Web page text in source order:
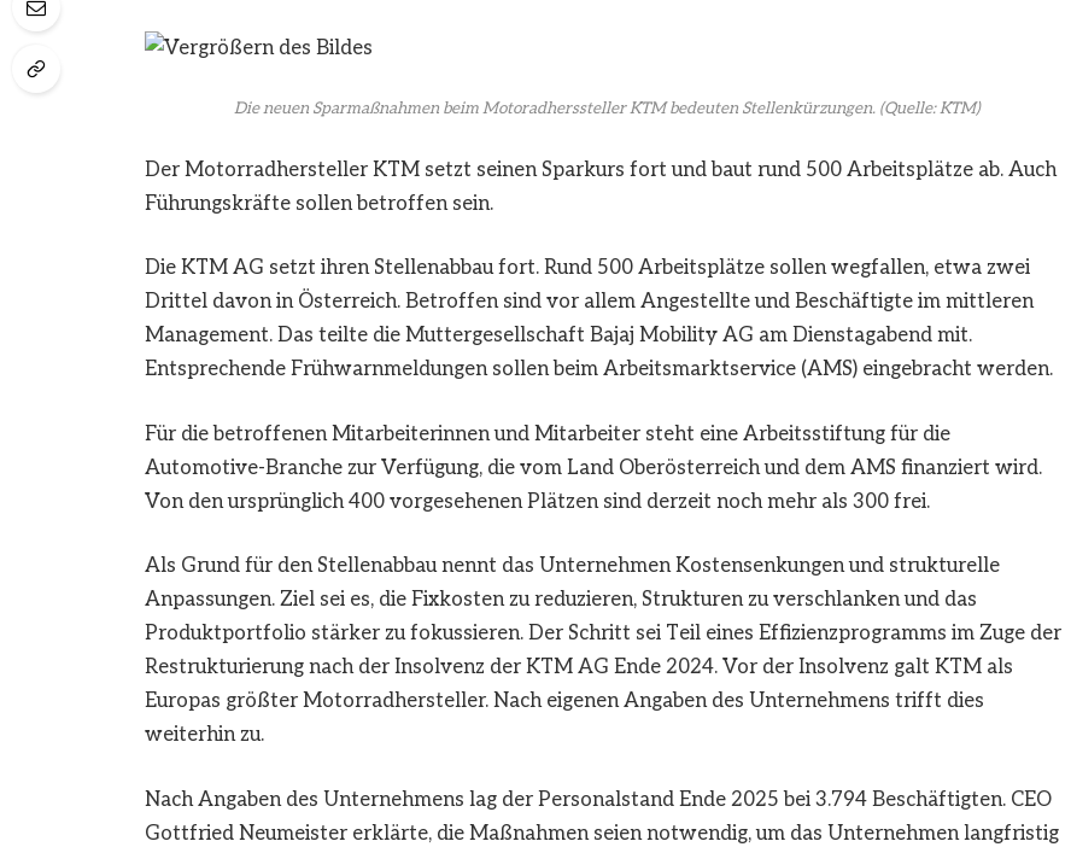
Die neuen Sparmaßnahmen beim Motoradherssteller KTM bedeuten Stellenkürzungen.(Quelle: KTM)
Der Motorradhersteller KTM setzt seinen Sparkurs fort und baut rund 500 Arbeitsplätze ab. Auch
Führungskräfte sollen betroffen sein.
Die KTM AG setzt ihren Stellenabbau fort. Rund 500 Arbeitsplätze sollen wegfallen, etwa zwei
Drittel davon in Österreich. Betroffen sind vor allem Angestellte und Beschäftigte im mittleren
Management. Das teilte die Muttergesellschaft Bajaj Mobility AG am Dienstagabend mit.
Entsprechende Frühwarnmeldungen sollen beim Arbeitsmarktservice (AMS) eingebracht werden.
Für die betroffenen Mitarbeiterinnen und Mitarbeiter steht eine Arbeitsstiftung für die
Automotive-Branche zur Verfügung, die vom Land Oberösterreich und dem AMS finanziert wird.
Von den ursprünglich 400 vorgesehenen Plätzen sind derzeit noch mehr als 300 frei.
Als Grund für den Stellenabbau nennt das Unternehmen Kostensenkungen und strukturelle
Anpassungen. Ziel sei es, die Fixkosten zu reduzieren, Strukturen zu verschlanken und das
Produktportfolio stärker zu fokussieren. Der Schritt sei Teil eines Effizienzprogramms im Zuge der
Restrukturierung nach der Insolvenz der KTM AG Ende 2024. Vor der Insolvenz galt KTM als
Europas größter Motorradhersteller. Nach eigenen Angaben des Unternehmens trifft dies
weiterhin zu.
Nach Angaben des Unternehmens lag der Personalstand Ende 2025 bei 3.794 Beschäftigten. CEO
Gottfried Neumeister erklärte, die Maßnahmen seien notwendig, um das Unternehmen langfristig